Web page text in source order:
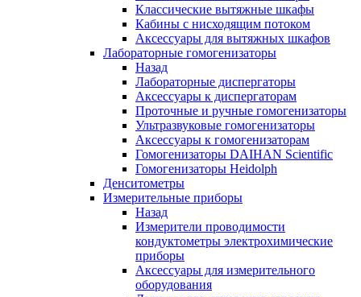
Классические вытяжные шкафы
Кабины с нисходящим потоком
Аксессуары для вытяжных шкафов
Лабораторные гомогенизаторы
Назад
Лабораторные диспергаторы
Аксессуары к диспергаторам
Проточные и ручные гомогенизаторы
Ультразвуковые гомогенизаторы
Аксессуары к гомогенизаторам
Гомогенизаторы DAIHAN Scientific
Гомогенизаторы Heidolph
Денситометры
Измерительные приборы
Назад
Измерители проводимости
кондуктометры электрохимические
приборы
Аксессуары для измерительного
оборудования